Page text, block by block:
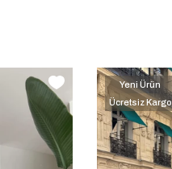
Yeni Ürün
Ücretsiz Kargo